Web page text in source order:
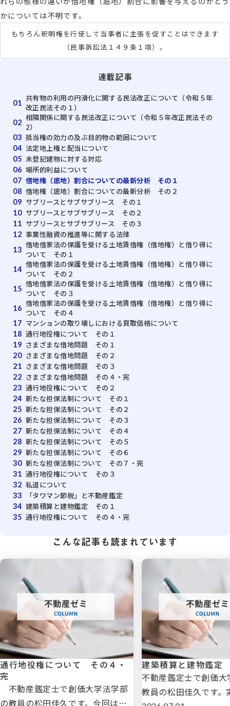
かについては不明です。
もちろん釈明権を行使して当事者に主張を促すことはできます
（民事訴訟法１４９条１項）。
連載記事
01 共有物の利用の円滑化に関する民法改正について（令和５年
改正民法その１）
02 相隣関係に関する民法改正について（令和５年改正民法その
2）
03 抵当権の効力の及ぶ目的物の範囲について
04 法定地上権と配当について
05 未登記建物に対する対応
06 場所的利益について
07 借地権（底地）割合についての最新分析 その１
08 借地権（底地）割合についての最新分析 その２
09 サブリースとサブサブリース その１
10 サブリースとサブサブリース その２
11 サブリースとサブサブリース その３
12 事業性融資の推進等に関する法律
13 借地借家法の保護を受ける土地賃借権（借地権）と借り得に
ついて その１
14 借地借家法の保護を受ける土地賃借権（借地権）と借り得に
ついて その２
15 借地借家法の保護を受ける土地賃借権（借地権）と借り得に
ついて その３
16 借地借家法の保護を受ける土地賃借権（借地権）と借り得に
ついて その４
17 マンションの取り壊しにおける買取価格について
18 通行地役権について その１
19 さまざまな借地問題 その１
20 さまざまな借地問題 その２
21 さまざまな借地問題 その３
22 さまざまな借地問題 その４・完
23 通行地役権について その２
24 新たな担保法制について その１
25 新たな担保法制について その２
26 新たな担保法制について その３
27 新たな担保法制について その４
28 新たな担保法制について その５
29 新たな担保法制について その６
30 新たな担保法制について その７・完
31 通行地役権について その３
32 私道について
33 「タワマン節税」と不動産鑑定
34 建築積算と建物鑑定 その１
35 通行地役権について その４・完
こんな記事も読まれています
通行地役権について その４・
完
不動産鑑定士で創価大学法学部
の教員の松田佳久です。今回は
建築積算と建物鑑
不動産鑑定士で創価
教員の松田佳久です